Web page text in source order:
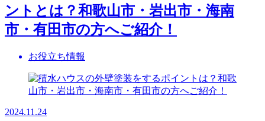
ントとは？和歌山市・岩出市・海南
市・有田市の方へご紹介！
お役立ち情報
2024.11.24